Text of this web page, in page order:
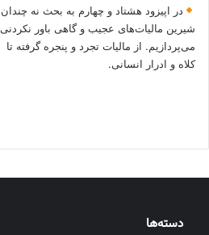
در اپیزود هشتاد و چهارم به بحث نه چندان
شیرین مالیات‌های عجیب و گاهی باور نکردنی‌
می‌پردازیم. از مالیات تجرد و پنجره گرفته تا
کلاه و ادرار انسانی.
دسته‌ها